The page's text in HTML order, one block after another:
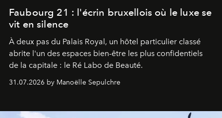
Faubourg 21 : l'écrin bruxellois où le luxe se
vit en silence
À deux pas du Palais Royal, un hôtel particulier classé
abrite l'un des espaces bien-être les plus confidentiels
de la capitale : le Ré Labo de Beauté.
31.07.2026 by Manoëlle Sepulchre